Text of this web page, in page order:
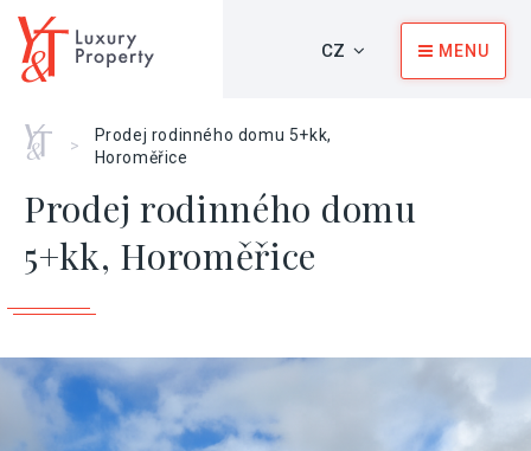
CZ MENU
Home
>
Prodej rodinného domu 5+kk,
Horoměřice
Prodej rodinného domu
5+kk, Horoměřice